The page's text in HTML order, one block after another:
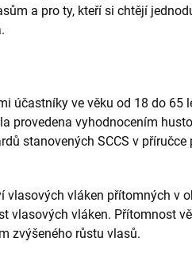
a pro ty, kteří si chtějí
účastníky ve věku od 18 do 65
provedena vyhodnocením
stanovených SCCS v příručce
vláken přítomných v
vlasových vláken. Přítomnost
zvýšeného růstu vlasů.